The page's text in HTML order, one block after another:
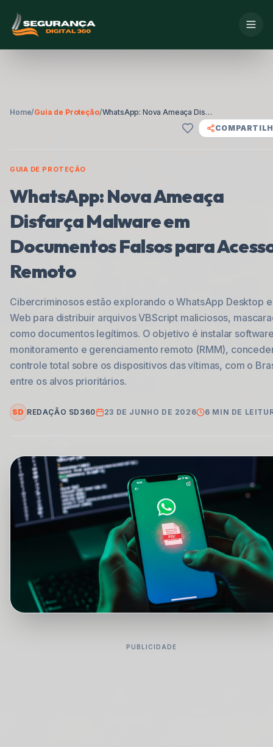
Home/Guia de Proteção/
WhatsApp: Nova Ameaça Disfarça Malware em Documentos Falsos para Acesso Remoto
GUIA DE PROTEÇÃO
WhatsApp: Nova Ameaça
Disfarça Malware em
Documentos Falsos para
Remoto
Cibercriminosos estão explorando o WhatsApp Desktop e
Web para distribuir arquivos VBScript maliciosos,
como documentos legítimos. O objetivo é instalar
monitoramento e gerenciamento remoto (RMM),
controle total sobre os dispositivos das vítimas, com o
entre os alvos prioritários.
SD REDAÇÃO SD360 23 DE JUNHO DE 2026 6 MIN DE
PUBLICIDADE